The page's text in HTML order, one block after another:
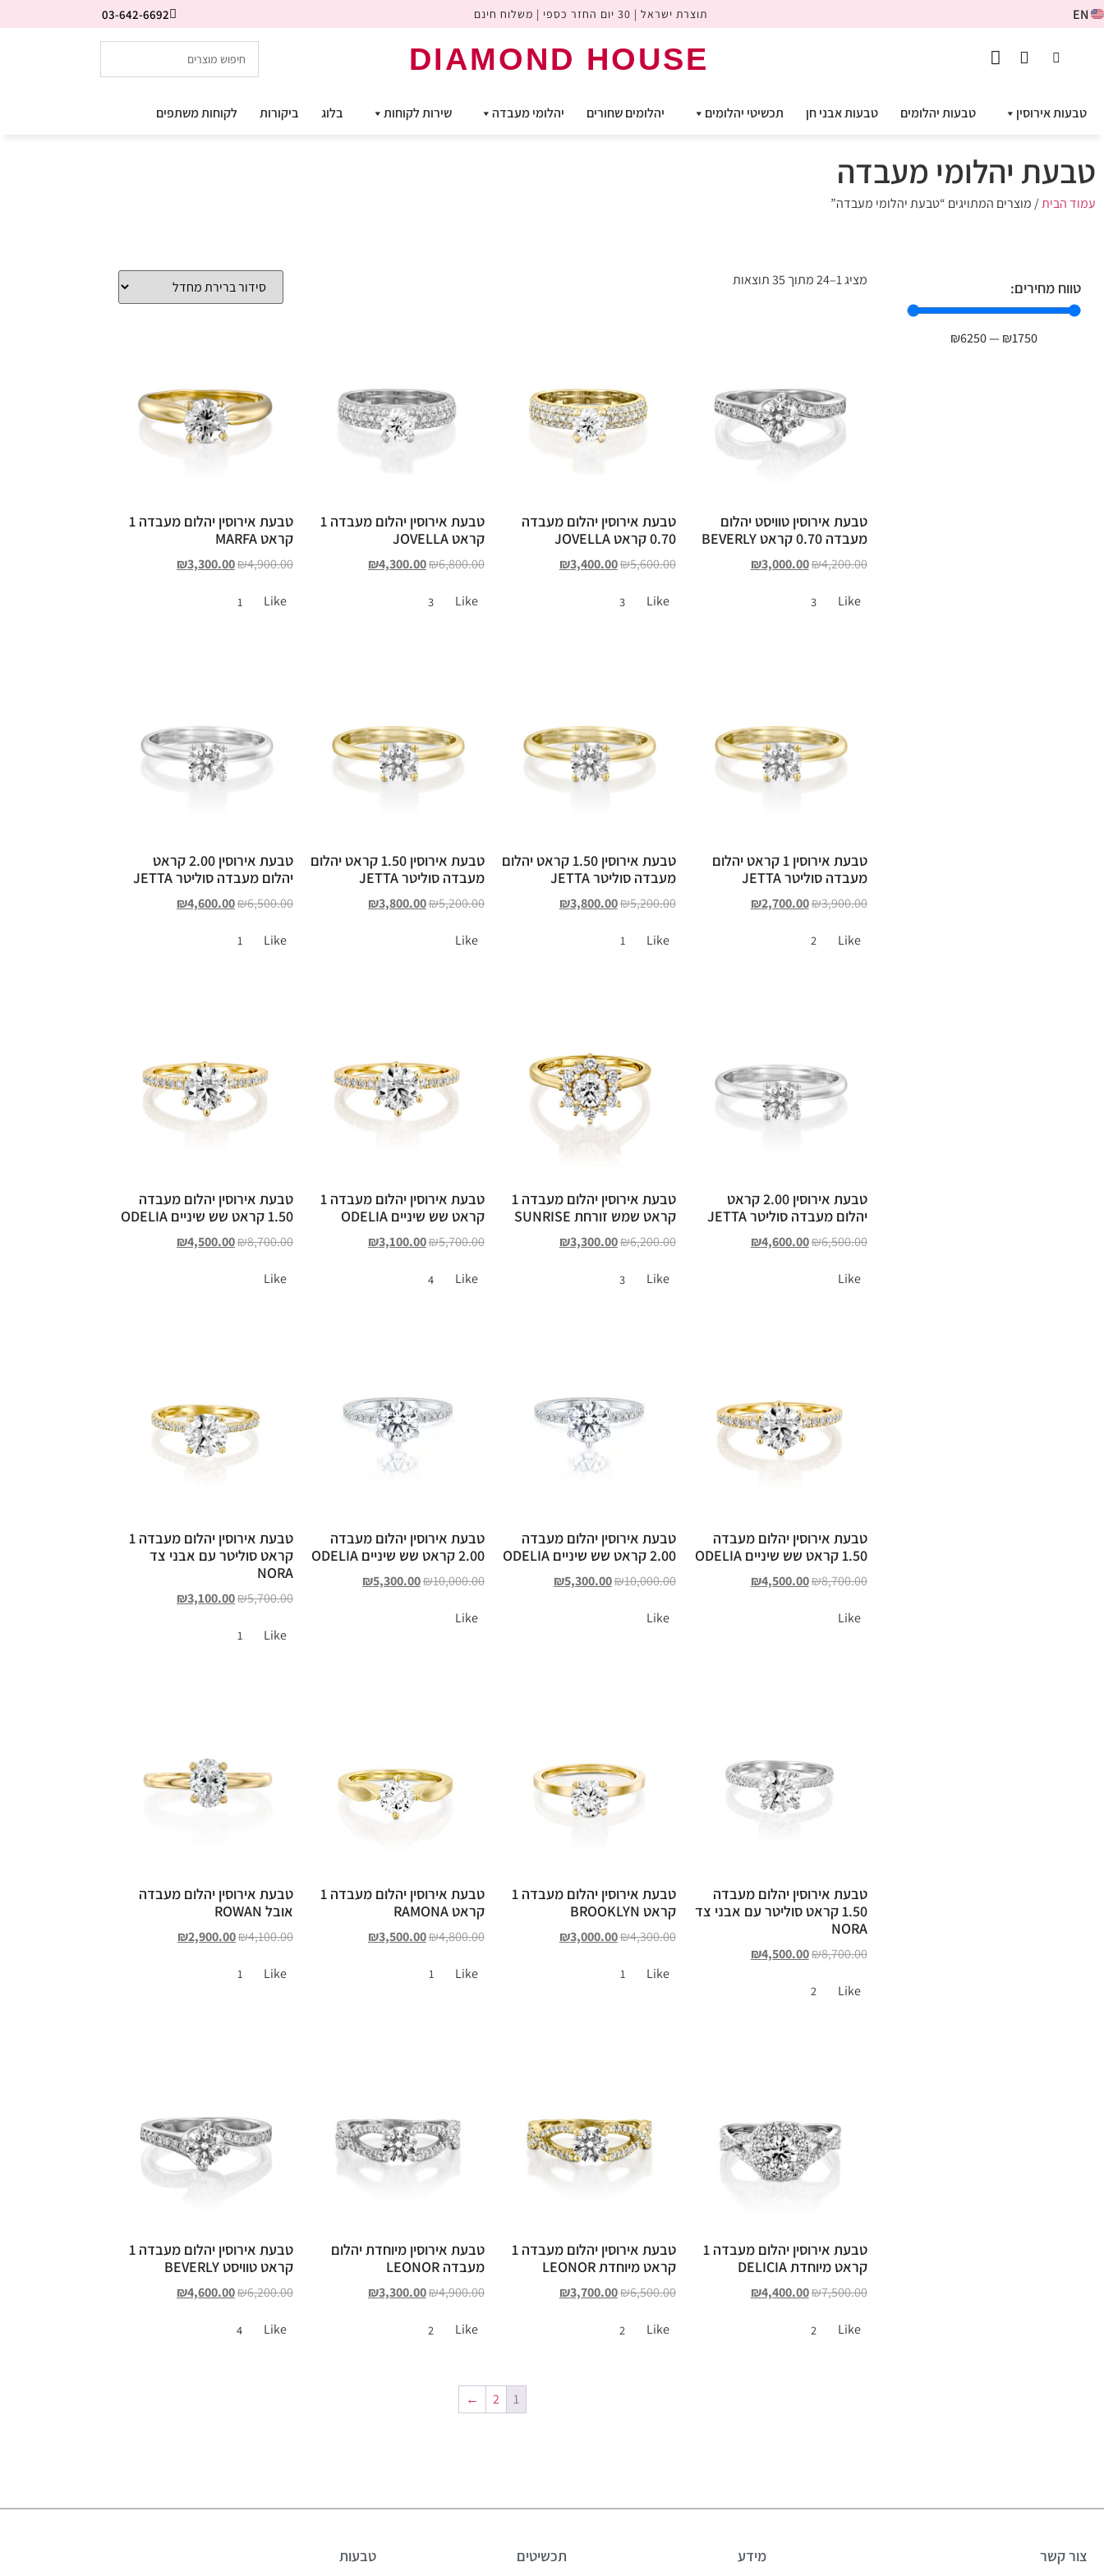
EN תוצרת ישראל | 30 יום החזר כספי | משלוח חינם 03-642-6692
DIAMOND HOUSE
טבעות אירוסין טבעות יהלומים טבעות אבני חן תכשיטי יהלומים יהלומים שחורים יהלומי מעבדה שירות לקוחות בלוג ביקורות לקוחות משתפים
טבעת יהלומי מעבדה
עמוד הבית/ מוצרים המתויגים “טבעת יהלומי מעבדה”
טווח מחירים:
₪1750
—
₪6250
מציג 1–24 מתוך 35 תוצאות
טבעת אירוסין טוויסט יהלום
מעבדה 0.70 קראט BEVERLY
₪4,200.00
₪3,000.00
Like
3
טבעת אירוסין יהלום מעבדה
0.70 קראט JOVELLA
₪5,600.00
₪3,400.00
Like
3
טבעת אירוסין יהלום מעבדה 1
קראט JOVELLA
₪6,800.00
₪4,300.00
Like
3
טבעת אירוסין יהלום מעבדה 1
קראט MARFA
₪4,900.00
₪3,300.00
Like
1
טבעת אירוסין 1 קראט יהלום
מעבדה סוליטר JETTA
₪3,900.00
₪2,700.00
Like
2
טבעת אירוסין 1.50 קראט יהלום
מעבדה סוליטר JETTA
₪5,200.00
₪3,800.00
Like
1
טבעת אירוסין 1.50 קראט יהלום
מעבדה סוליטר JETTA
₪5,200.00
₪3,800.00
Like
טבעת אירוסין 2.00 קראט
יהלום מעבדה סוליטר JETTA
₪6,500.00
₪4,600.00
Like
1
טבעת אירוסין 2.00 קראט
יהלום מעבדה סוליטר JETTA
₪6,500.00
₪4,600.00
Like
טבעת אירוסין יהלום מעבדה 1
קראט שמש זורחת SUNRISE
₪6,200.00
₪3,300.00
Like
3
טבעת אירוסין יהלום מעבדה 1
קראט שש שיניים ODELIA
₪5,700.00
₪3,100.00
Like
4
טבעת אירוסין יהלום מעבדה
1.50 קראט שש שיניים ODELIA
₪8,700.00
₪4,500.00
Like
טבעת אירוסין יהלום מעבדה
1.50 קראט שש שיניים ODELIA
₪8,700.00
₪4,500.00
Like
טבעת אירוסין יהלום מעבדה
2.00 קראט שש שיניים ODELIA
₪10,000.00
₪5,300.00
Like
טבעת אירוסין יהלום מעבדה
2.00 קראט שש שיניים ODELIA
₪10,000.00
₪5,300.00
Like
טבעת אירוסין יהלום מעבדה 1
קראט סוליטר עם אבני צד
NORA
₪5,700.00
₪3,100.00
Like
1
טבעת אירוסין יהלום מעבדה
1.50 קראט סוליטר עם אבני צד
NORA
₪8,700.00
₪4,500.00
Like
2
טבעת אירוסין יהלום מעבדה 1
קראט BROOKLYN
₪4,300.00
₪3,000.00
Like
1
טבעת אירוסין יהלום מעבדה 1
קראט RAMONA
₪4,800.00
₪3,500.00
Like
1
טבעת אירוסין יהלום מעבדה
אובל ROWAN
₪4,100.00
₪2,900.00
Like
1
טבעת אירוסין יהלום מעבדה 1
קראט מיוחדת DELICIA
₪7,500.00
₪4,400.00
Like
2
טבעת אירוסין יהלום מעבדה 1
קראט מיוחדת LEONOR
₪6,500.00
₪3,700.00
Like
2
טבעת אירוסין מיוחדת יהלום
מעבדה LEONOR
₪4,900.00
₪3,300.00
Like
2
טבעת אירוסין יהלום מעבדה 1
קראט טוויסט BEVERLY
₪6,200.00
₪4,600.00
Like
4
1
2
←
צור קשר מידע תכשיטים טבעות